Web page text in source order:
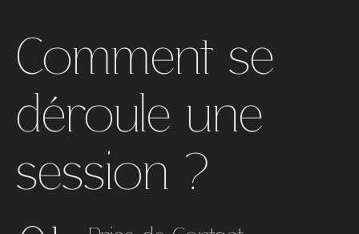
Comment se
déroule une
session ?